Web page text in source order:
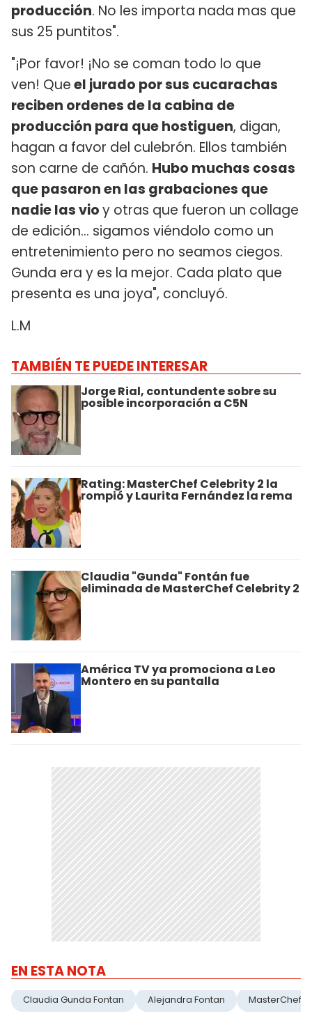
producción. No les importa nada mas que
sus 25 puntitos".
"¡Por favor! ¡No se coman todo lo que
ven! Queel jurado por sus cucarachas
reciben ordenes de la cabina de
producción para que hostiguen, digan,
hagan a favor del culebrón. Ellos también
son carne de cañón. Hubo muchas cosas
que pasaron en las grabaciones que
nadie las vioy otras que fueron un collage
de edición... sigamos viéndolo como un
entretenimiento pero no seamos ciegos.
Gunda era y es la mejor. Cada plato que
presenta es una joya", concluyó.
L.M
TAMBIÉN TE PUEDE INTERESAR
Jorge Rial, contundente sobre su
posible incorporación a C5N
Rating: MasterChef Celebrity 2 la
rompió y Laurita Fernández la rema
Claudia "Gunda" Fontán fue
eliminada de MasterChef Celebrity 2
América TV ya promociona a Leo
Montero en su pantalla
EN ESTA NOTA
Claudia Gunda Fontan Alejandra Fontan MasterChef